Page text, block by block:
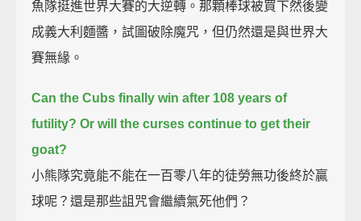
魚隊挺進世界大賽的大逆轉。那顆棒球被買下然後變
成義大利麵醬，試圖破除魔咒，但仍然還是與世界大
賽無緣。
Can the Cubs finally win after 108 years of
futility? Or will the curses continue to get their
goat?
小熊隊究竟能不能在一百零八年的徒勞無功後終於贏
球呢？還是那些詛咒會繼續氣死他們？